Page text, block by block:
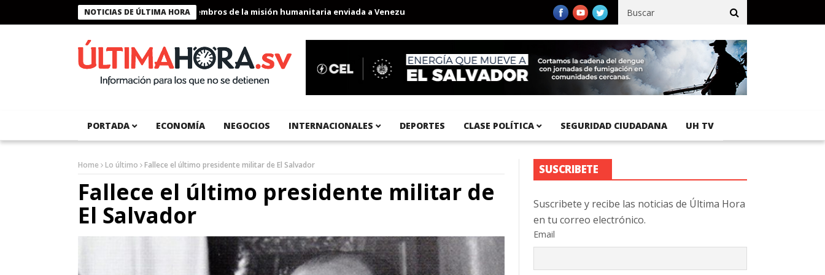
NOTICIAS DE ÚLTIMA HORA
Presidente Bukele condecora a miembros de la misión humanitaria enviada a Venezuela Aeropuerto Internacional del Pacífico registra 92 % de avance en obras de terracería
PORTADA ECONOMÍA NEGOCIOS INTERNACIONALES DEPORTES CLASE POLÍTICA SEGURIDAD CIUDADANA UH TV
Home Lo último Fallece el último presidente militar de El Salvador
Fallece el último presidente militar de
El Salvador
SUSCRIBETE
Suscribete y recibe las noticias de Última Hora
en tu correo electrónico.
Email